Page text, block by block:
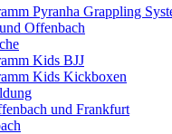
Pyranha Grappling
Offenbach
Kids BJJ
Kids Kickboxen
und Frankfurt